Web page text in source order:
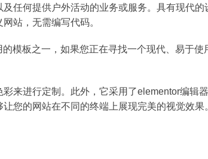
任何提供户外活动的业务或服务。具有现代
站，无需编写代码。
模板之一，如果您正在寻找一个现代、易于
来进行定制。此外，它采用了elementor编辑
您的网站在不同的终端上展现完美的视觉效果